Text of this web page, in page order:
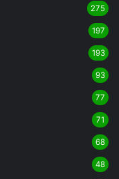
275
197
193
93
77
71
68
48